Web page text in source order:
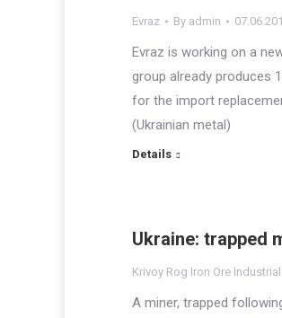
Evraz By admin
Evraz is working on a
group already produces
for the import
(Ukrainian metal)
Details
Ukraine: trapped
Krivoy Rog Iron Ore
A miner, trapped